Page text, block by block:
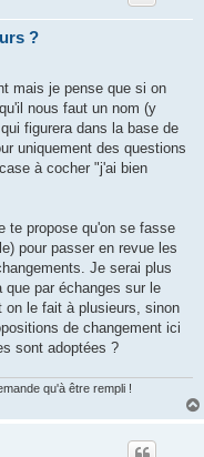
?
mais je pense que si on
nous faut un nom (y
figurera dans la base de
uniquement des questions
à cocher "j'ai bien
te propose qu'on se fasse
pour passer en revue les
Je serai plus
par échanges sur le
on le fait à plusieurs, sinon
de changement ici
sont adoptées ?
qu'à être rempli !